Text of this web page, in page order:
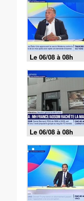
Le 06/08 à 08h
Le 06/08 à 08h